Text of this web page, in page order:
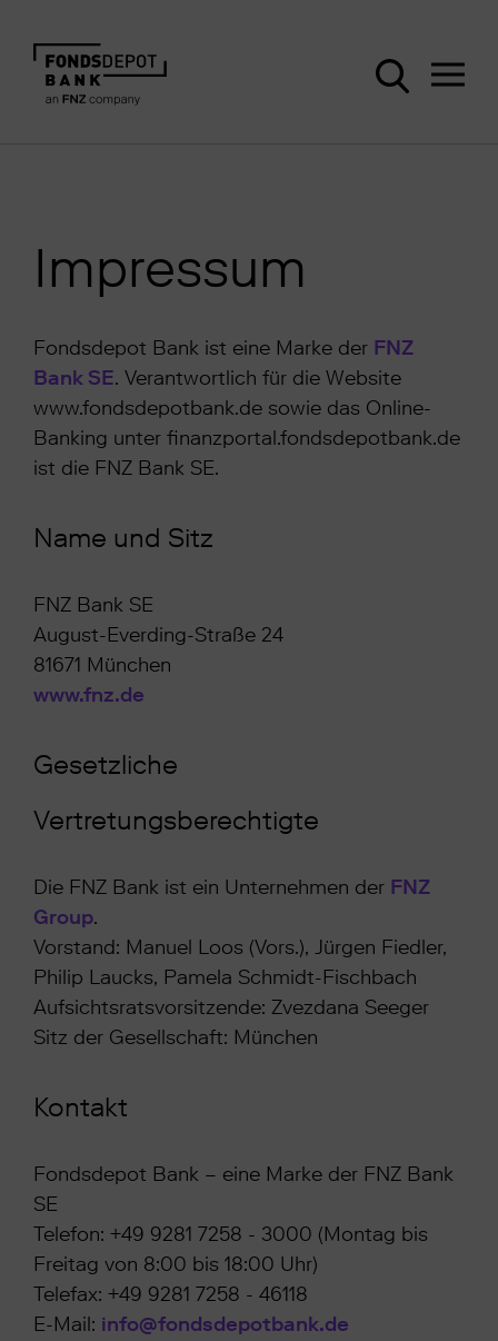
Impressum
Fondsdepot Bank ist eine Marke der FNZ
Bank SE. Verantwortlich für die Website
www.fondsdepotbank.de sowie das Online-
Banking unter finanzportal.fondsdepotbank.de
ist die FNZ Bank SE.
Name und Sitz
FNZ Bank SE
August-Everding-Straße 24
81671 München
www.fnz.de
Gesetzliche
Vertretungsberechtigte
Die FNZ Bank ist ein Unternehmen der FNZ
Group.
Vorstand: Manuel Loos (Vors.), Jürgen Fiedler,
Philip Laucks, Pamela Schmidt-Fischbach
Aufsichtsratsvorsitzende: Zvezdana Seeger
Sitz der Gesellschaft: München
Kontakt
Fondsdepot Bank – eine Marke der FNZ Bank
SE
Telefon: +49 9281 7258 - 3000 (Montag bis
Freitag von 8:00 bis 18:00 Uhr)
Telefax: +49 9281 7258 - 46118
E-Mail: info@fondsdepotbank.de